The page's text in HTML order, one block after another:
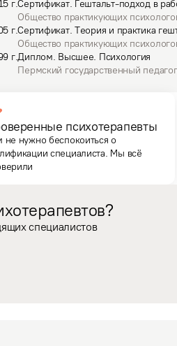
г.Сертификат. Гештальт-подход в
Общество практикующих
г.Сертификат.Теория и практика
Общество практикующих
г.Диплом. Высшее. Психология
Пермский государственный
психотерапевты
не нужно беспокоиться о
специалиста. Мы всё
специалистов